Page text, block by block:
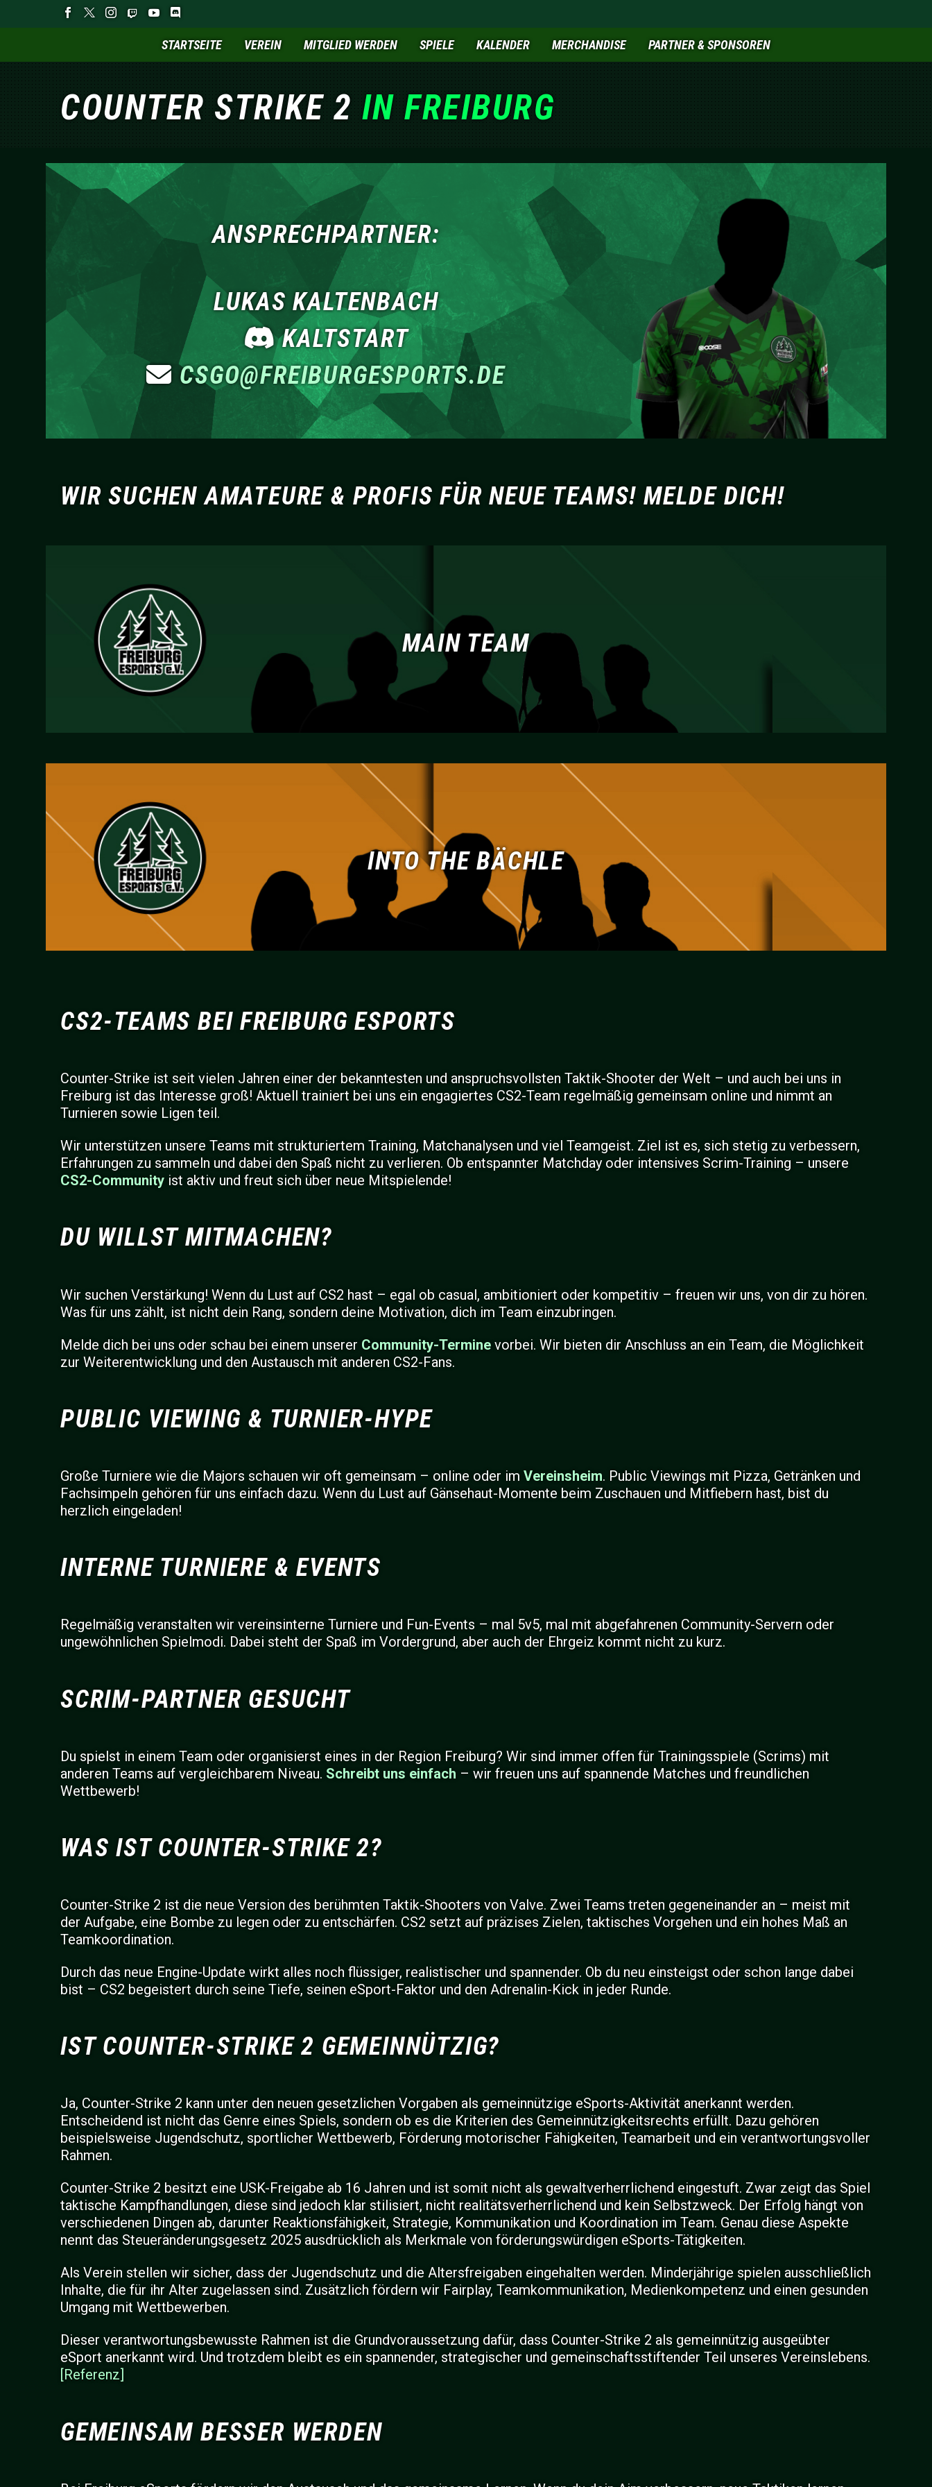
STARTSEITE VEREIN MITGLIED WERDEN SPIELE KALENDER MERCHANDISE PARTNER & SPONSOREN
COUNTER STRIKE 2IN FREIBURG
ANSPRECHPARTNER:
LUKAS KALTENBACH
KALTSTART
CSGO@FREIBURGESPORTS.DE
WIR SUCHEN AMATEURE & PROFIS FÜR NEUE TEAMS! MELDE DICH!
MAIN TEAM
INTO THE BÄCHLE
CS2-TEAMS BEI FREIBURG ESPORTS
Counter-Strike ist seit vielen Jahren einer der bekanntesten und anspruchsvollsten Taktik-Shooter der Welt – und auch bei uns in
Freiburg ist das Interesse groß! Aktuell trainiert bei uns ein engagiertes CS2-Team regelmäßig gemeinsam online und nimmt an
Turnieren sowie Ligen teil.
Wir unterstützen unsere Teams mit strukturiertem Training, Matchanalysen und viel Teamgeist. Ziel ist es, sich stetig zu verbessern,
Erfahrungen zu sammeln und dabei den Spaß nicht zu verlieren. Ob entspannter Matchday oder intensives Scrim-Training – unsere
CS2-Community ist aktiv und freut sich über neue Mitspielende!
DU WILLST MITMACHEN?
Wir suchen Verstärkung! Wenn du Lust auf CS2 hast – egal ob casual, ambitioniert oder kompetitiv – freuen wir uns, von dir zu hören.
Was für uns zählt, ist nicht dein Rang, sondern deine Motivation, dich im Team einzubringen.
Melde dich bei uns oder schau bei einem unserer Community-Termine vorbei. Wir bieten dir Anschluss an ein Team, die Möglichkeit
zur Weiterentwicklung und den Austausch mit anderen CS2-Fans.
PUBLIC VIEWING & TURNIER-HYPE
Große Turniere wie die Majors schauen wir oft gemeinsam – online oder im Vereinsheim. Public Viewings mit Pizza, Getränken und
Fachsimpeln gehören für uns einfach dazu. Wenn du Lust auf Gänsehaut-Momente beim Zuschauen und Mitfiebern hast, bist du
herzlich eingeladen!
INTERNE TURNIERE & EVENTS
Regelmäßig veranstalten wir vereinsinterne Turniere und Fun-Events – mal 5v5, mal mit abgefahrenen Community-Servern oder
ungewöhnlichen Spielmodi. Dabei steht der Spaß im Vordergrund, aber auch der Ehrgeiz kommt nicht zu kurz.
SCRIM-PARTNER GESUCHT
Du spielst in einem Team oder organisierst eines in der Region Freiburg? Wir sind immer offen für Trainingsspiele (Scrims) mit
anderen Teams auf vergleichbarem Niveau. Schreibt uns einfach – wir freuen uns auf spannende Matches und freundlichen
Wettbewerb!
WAS IST COUNTER-STRIKE 2?
Counter-Strike 2 ist die neue Version des berühmten Taktik-Shooters von Valve. Zwei Teams treten gegeneinander an – meist mit
der Aufgabe, eine Bombe zu legen oder zu entschärfen. CS2 setzt auf präzises Zielen, taktisches Vorgehen und ein hohes Maß an
Teamkoordination.
Durch das neue Engine-Update wirkt alles noch flüssiger, realistischer und spannender. Ob du neu einsteigst oder schon lange dabei
bist – CS2 begeistert durch seine Tiefe, seinen eSport-Faktor und den Adrenalin-Kick in jeder Runde.
IST COUNTER-STRIKE 2 GEMEINNÜTZIG?
Ja, Counter-Strike 2 kann unter den neuen gesetzlichen Vorgaben als gemeinnützige eSports-Aktivität anerkannt werden.
Entscheidend ist nicht das Genre eines Spiels, sondern ob es die Kriterien des Gemeinnützigkeitsrechts erfüllt. Dazu gehören
beispielsweise Jugendschutz, sportlicher Wettbewerb, Förderung motorischer Fähigkeiten, Teamarbeit und ein verantwortungsvoller
Rahmen.
Counter-Strike 2 besitzt eine USK-Freigabe ab 16 Jahren und ist somit nicht als gewaltverherrlichend eingestuft. Zwar zeigt das Spiel
taktische Kampfhandlungen, diese sind jedoch klar stilisiert, nicht realitätsverherrlichend und kein Selbstzweck. Der Erfolg hängt von
verschiedenen Dingen ab, darunter Reaktionsfähigkeit, Strategie, Kommunikation und Koordination im Team. Genau diese Aspekte
nennt das Steueränderungsgesetz 2025 ausdrücklich als Merkmale von förderungswürdigen eSports-Tätigkeiten.
Als Verein stellen wir sicher, dass der Jugendschutz und die Altersfreigaben eingehalten werden. Minderjährige spielen ausschließlich
Inhalte, die für ihr Alter zugelassen sind. Zusätzlich fördern wir Fairplay, Teamkommunikation, Medienkompetenz und einen gesunden
Umgang mit Wettbewerben.
Dieser verantwortungsbewusste Rahmen ist die Grundvoraussetzung dafür, dass Counter-Strike 2 als gemeinnützig ausgeübter
eSport anerkannt wird. Und trotzdem bleibt es ein spannender, strategischer und gemeinschaftsstiftender Teil unseres Vereinslebens.
[Referenz]
GEMEINSAM BESSER WERDEN